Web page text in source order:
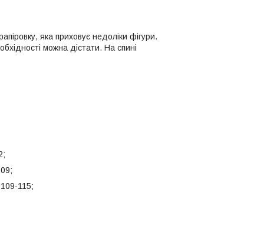
яка приховує недоліки фігури.
можна дістати. На спині
115;